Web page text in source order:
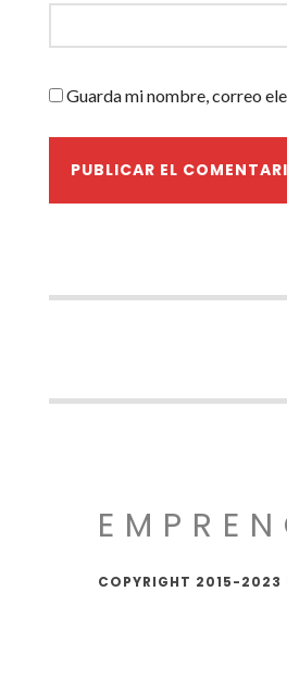
Guarda mi nombre, correo
COPYRIGHT 2015-2023